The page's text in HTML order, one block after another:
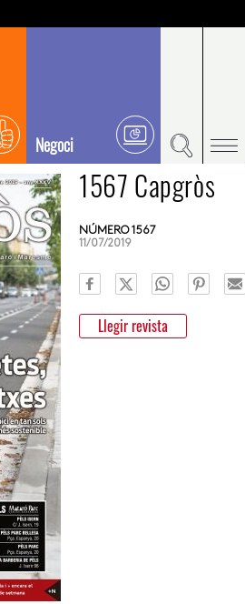
Negoci
1567 Capgròs
NÚMERO 1567
11/07/2019
Llegir revista